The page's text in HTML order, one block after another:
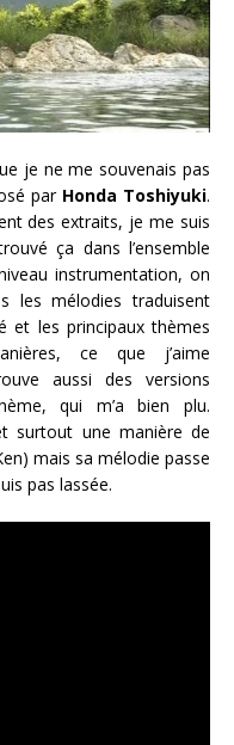
je ne me souvenais pas
par Honda Toshiyuki.
des extraits, je me suis
ça dans l’ensemble
instrumentation, on
les mélodies traduisent
et les principaux thèmes
ce que j’aime
aussi des versions
qui m’a bien plu.
surtout une manière de
mais sa mélodie passe
pas lassée.